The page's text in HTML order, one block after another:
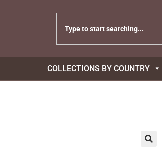
COLLECTIONS BY COUNTRY